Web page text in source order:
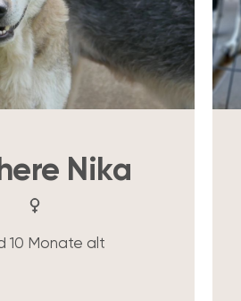
Nika
10 Monate alt